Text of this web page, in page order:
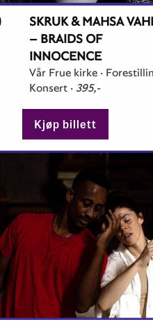
SKRUK & MAHSA
– BRAIDS OF
INNOCENCE
Vår Frue kirke ·
Konsert· 395,-
Kjøp billett